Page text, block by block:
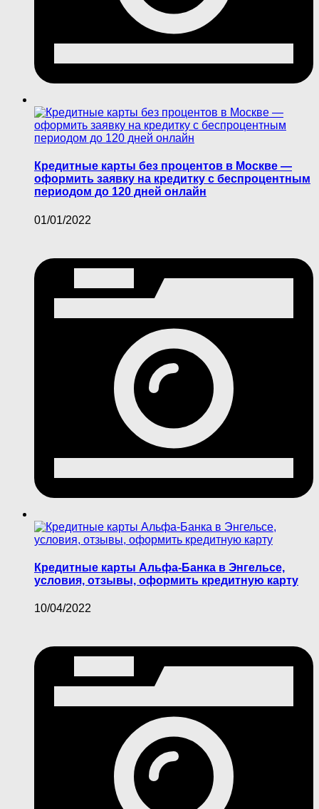
Кредитные карты без процентов в Москве —
оформить заявку на кредитку с беспроцентным
периодом до 120 дней онлайн
01/01/2022
Кредитные карты Альфа-Банка в Энгельсе,
условия, отзывы, оформить кредитную карту
10/04/2022